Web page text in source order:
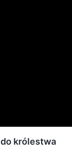
królestwa